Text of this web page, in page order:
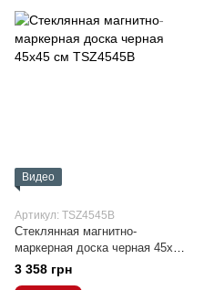
Видео
Артикул: TSZ4545B
Стеклянная магнитно-
маркерная доска черная 45x45
см
3 358 грн